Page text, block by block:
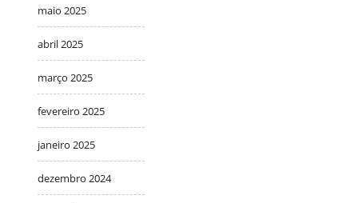
maio 2025
abril 2025
março 2025
fevereiro 2025
janeiro 2025
dezembro 2024